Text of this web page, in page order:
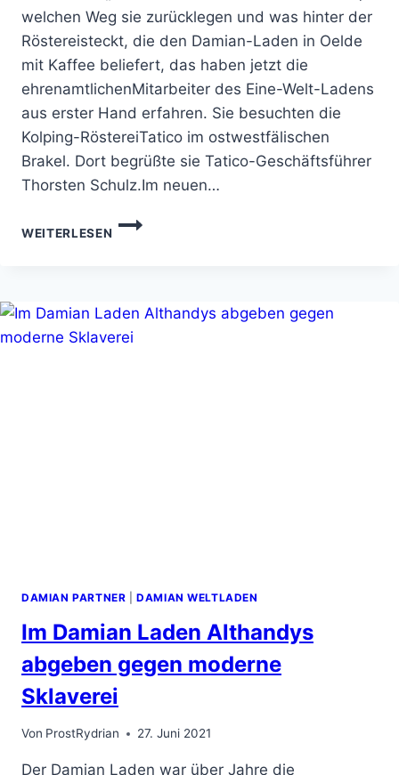
welchen Weg sie zurücklegen und was hinter der
Röstereisteckt, die den Damian-Laden in Oelde
mit Kaffee beliefert, das haben jetzt die
ehrenamtlichenMitarbeiter des Eine-Welt-Ladens
aus erster Hand erfahren. Sie besuchten die
Kolping-RöstereiTatico im ostwestfälischen
Brakel. Dort begrüßte sie Tatico-Geschäftsführer
Thorsten Schulz.Im neuen…
WEITERLESEN
EHRENAMTLICHE
DAMIAN PARTNER |DAMIAN WELTLADEN
Im Damian Laden Althandys
abgeben gegen moderne
Sklaverei
Von ProstRydrian 27. Juni 2021
Der Damian Laden war über Jahre die